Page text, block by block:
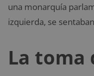
una monarquía
izquierda, se
La toma